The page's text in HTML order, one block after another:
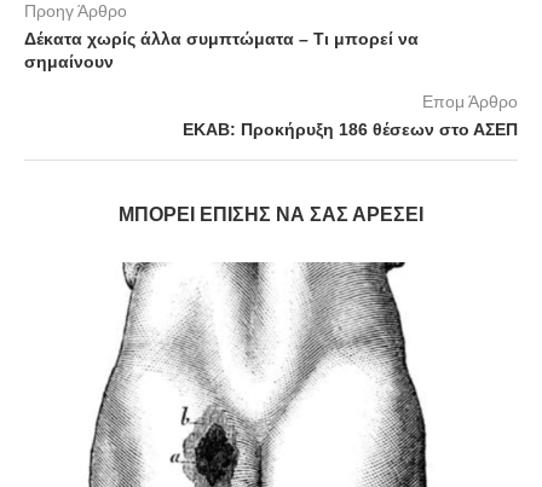
Προηγ Άρθρο
Δέκατα χωρίς άλλα συμπτώματα – Τι μπορεί να
σημαίνουν
Επομ Άρθρο
ΕΚΑΒ: Προκήρυξη 186 θέσεων στο ΑΣΕΠ
ΜΠΟΡΕΊ ΕΠΊΣΗΣ ΝΑ ΣΑΣ ΑΡΈΣΕΙ